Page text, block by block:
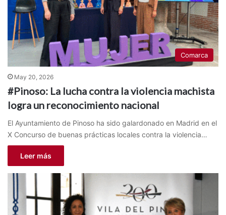
Comarca
May 20, 2026
#Pinoso: La lucha contra la violencia machista
logra un reconocimiento nacional
El Ayuntamiento de Pinoso ha sido galardonado en Madrid en el
X Concurso de buenas prácticas locales contra la violencia…
Leer más